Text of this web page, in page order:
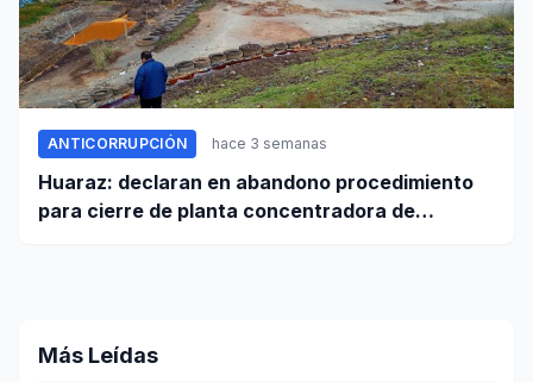
ANTICORRUPCIÓN hace 3 semanas
Huaraz: declaran en abandono procedimiento
para cierre de planta concentradora de
Más Leídas